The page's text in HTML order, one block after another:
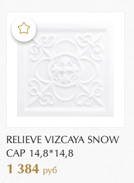
RELIEVE VIZCAYA SNOW
CAP 14,8*14,8
1 384 руб